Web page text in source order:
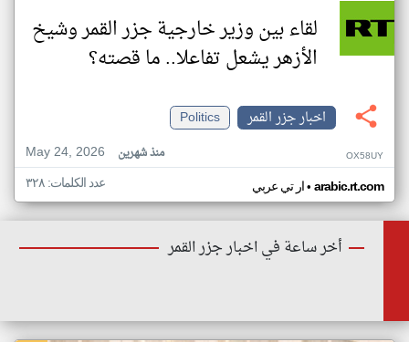
لقاء بين وزير خارجية جزر القمر وشيخ
الأزهر يشعل تفاعلا.. ما قصته؟
اخبار جزر القمر
Politics
May 24, 2026
منذ شهرين OX58UY
ار تي عربي• arabic.rt.com عدد الكلمات: ٣٢٨
أخر ساعة في اخبار جزر القمر